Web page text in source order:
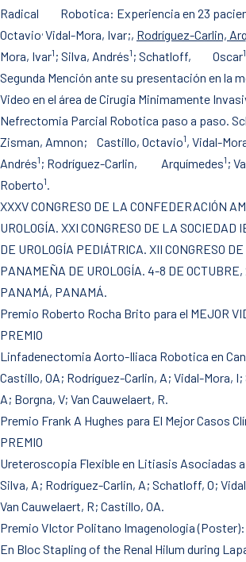
Radical Robotica: Experiencia en 23
Octavio, Vidal-Mora, Ivar;, Rodríguez-Carlin,
Mora, Ivar1 ; Silva, Andrés1 ; Schatloff, Oscar1
Segunda Mención ante su presentación en la
Video en el área de Cirugia Minimamente
Nefrectomia Parcial Robotica paso a paso.
Zisman, Amnon; Castillo, Octavio1, Vidal-
Andrés1 ; Rodríguez-Carlin, Arquímedes1 ;
Roberto1.
XXXV CONGRESO DE LA CONFEDERACIÓN
UROLOGÍA. XXI CONGRESO DE LA SOCIEDAD
DE UROLOGÍA PEDIÁTRICA. XII CONGRESO
PANAMEÑA DE UROLOGÍA. 4-8 DE OCTUBRE,
PANAMÁ, PANAMÁ.
Premio Roberto Rocha Brito para el MEJOR
PREMIO
Linfadenectomia Aorto-Iliaca Robotica en
Castillo, OA; Rodríguez-Carlin, A; Vidal-Mora,
A; Borgna, V; Van Cauwelaert, R.
Premio Frank A Hughes para El Mejor Casos
PREMIO
Ureteroscopia Flexible en Litiasis Asociadas
Silva, A; Rodríguez-Carlin, A; Schatloff, O;
Van Cauwelaert, R; Castillo, OA.
Premio VIctor Politano Imagenologia (Poster):
En Bloc Stapling of the Renal Hilum during